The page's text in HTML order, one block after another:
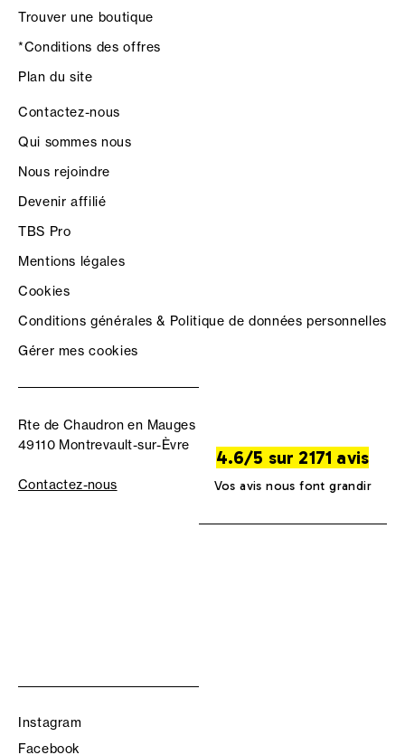
Trouver une boutique
*Conditions des offres
Plan du site
Contactez-nous
Qui sommes nous
Nous rejoindre
Devenir affilié
TBS Pro
Mentions légales
Cookies
Conditions générales & Politique de données personnelles
Gérer mes cookies
Rte de Chaudron en Mauges
49110 Montrevault-sur-Èvre
Contactez-nous
4.6/5 sur 2171 avis
Vos avis nous font grandir
Instagram
Facebook